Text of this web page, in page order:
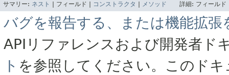
サマリー: ネスト フィールド | コンストラクタ メソッド 詳細: フィール
バグを報告する、または機能拡張
APIリファレンスおよび開発者ド
ト を参照してください。このド